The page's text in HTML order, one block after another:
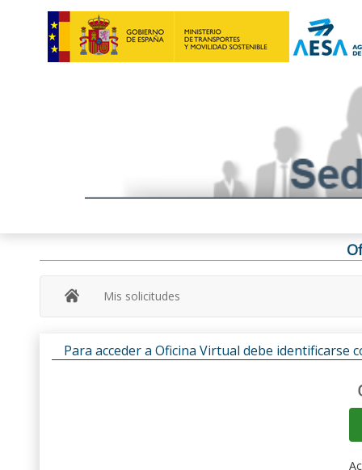
Mis solicitudes
Para acceder a Oficina Virtual debe identificarse